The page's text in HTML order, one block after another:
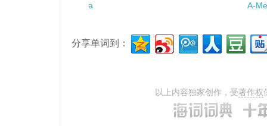
a A-
分享单词到：
以上内容独家创作，受著作权